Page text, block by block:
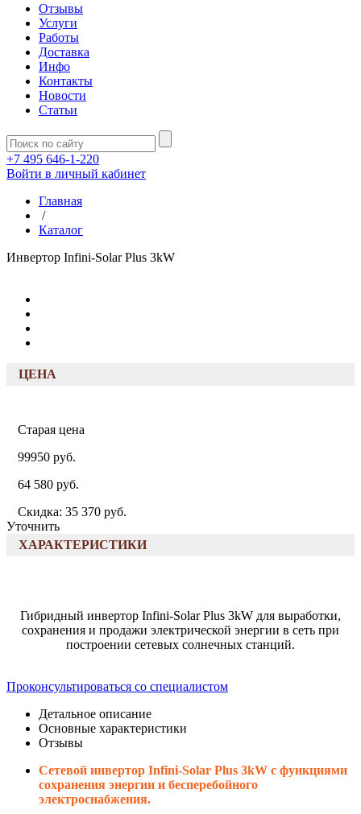
Отзывы
Услуги
Работы
Доставка
Инфо
Контакты
Новости
Статьи
+7 495 646-1-220
Войти в личный кабинет
Главная
/
Каталог
Инвертор Infini-Solar Plus 3kW
ЦЕНА
Старая цена
99950 руб.
64 580 руб.
Скидка: 35 370 руб.
Уточнить
ХАРАКТЕРИСТИКИ
Гибридный инвертор Infini-Solar Plus 3kW для выработки,
сохранения и продажи электрической энергии в сеть при
построении сетевых солнечных станций.
Проконсультироваться со специалистом
Детальное описание
Основные характеристики
Отзывы
Сетевой инвертор Infini-Solar Plus 3kW с функциями
сохранения энергии и бесперебойного
электроснабжения.